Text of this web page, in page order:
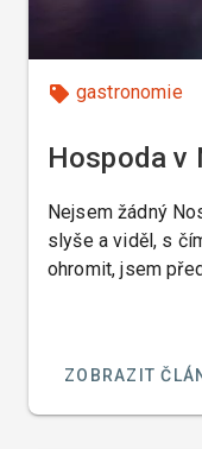
gastronomie
Hospoda v
Nejsem žádný
slyše a viděl, s
ohromit, jsem
ZOBRAZIT